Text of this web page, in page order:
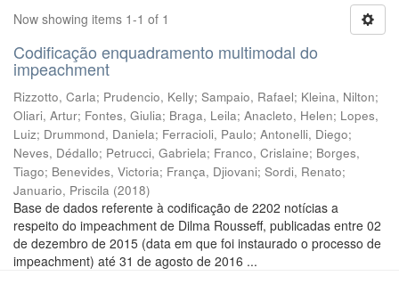
Now showing items 1-1 of 1
Codificação enquadramento multimodal do
impeachment
Rizzotto, Carla; Prudencio, Kelly; Sampaio, Rafael; Kleina, Nilton;
Oliari, Artur; Fontes, Giulia; Braga, Leila; Anacleto, Helen; Lopes,
Luiz; Drummond, Daniela; Ferracioli, Paulo; Antonelli, Diego;
Neves, Dédallo; Petrucci, Gabriela; Franco, Crislaine; Borges,
Tiago; Benevides, Victoria; França, Djiovani; Sordi, Renato;
Januario, Priscila (2018)
Base de dados referente à codificação de 2202 notícias a
respeito do impeachment de Dilma Rousseff, publicadas entre 02
de dezembro de 2015 (data em que foi instaurado o processo de
impeachment) até 31 de agosto de 2016 ...